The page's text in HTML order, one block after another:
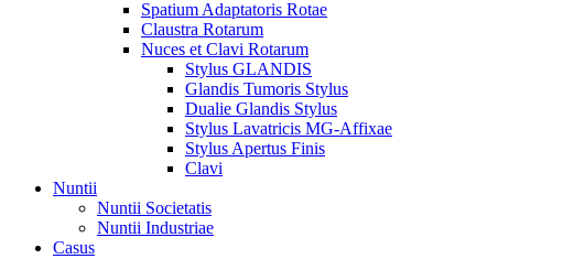
Spatium Adaptatoris Rotae
Claustra Rotarum
Nuces et Clavi Rotarum
Stylus GLANDIS
Glandis Tumoris Stylus
Dualie Glandis Stylus
Stylus Lavatricis MG-Affixae
Stylus Apertus Finis
Clavi
Nuntii
Nuntii Societatis
Nuntii Industriae
Casus